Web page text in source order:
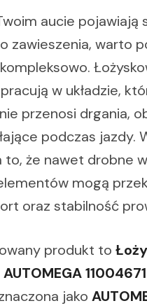
aucie pojawiają
zawieszenia, warto
w układzie,
przenosi drgania,
podczas jazdy.
to, że nawet drobne
mogą
oraz stabilność
produkt to
jako